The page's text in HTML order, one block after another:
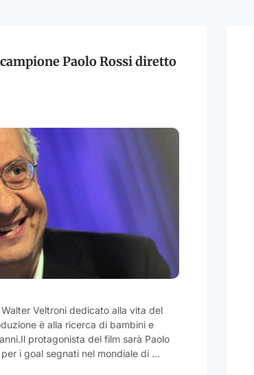
Paolo Rossi diretto
Veltroni dedicato alla vita del
è alla ricerca di bambini e
protagonista del film sarà Paolo
i goal segnati nel mondiale di …